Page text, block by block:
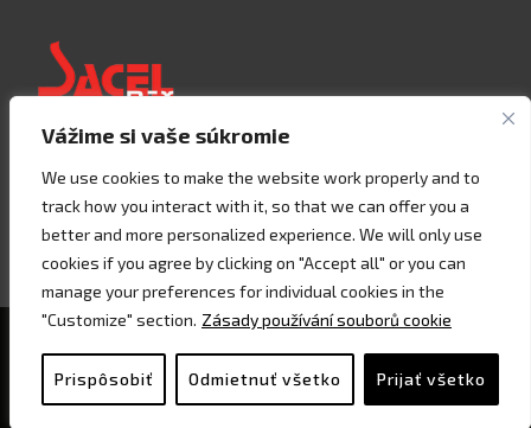
Vážime si vaše súkromie
We use cookies to make the website work properly and to
track how you interact with it, so that we can offer you a
better and more personalized experience. We will only use
cookies if you agree by clicking on "Accept all" or you can
manage your preferences for individual cookies in the
"Customize" section. Zásady používání souborů cookie
Prispôsobiť Odmietnuť všetko Prijať všetko
76120 Querétaro – MEXICO
Tel. +52 442 657 4492